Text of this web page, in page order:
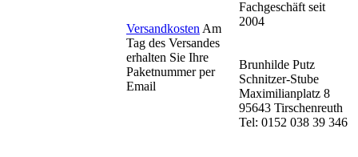
Versandkosten Am
Tag des Versandes
erhalten Sie Ihre
Paketnummer per
Email
Fachgeschäft seit
2004
Brunhilde Putz
Schnitzer-Stube
Maximilianplatz 8
95643 Tirschenreuth
Tel: 0152 038 39 346